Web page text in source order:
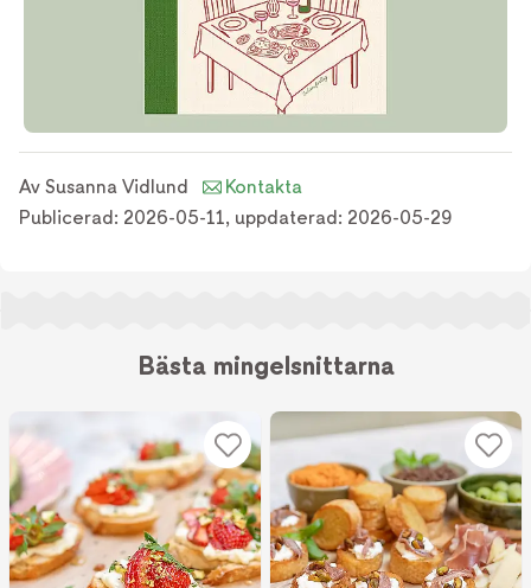
Av Susanna Vidlund
Kontakta
Publicerad: 2026-05-11, uppdaterad: 2026-05-29
Bästa mingelsnittarna